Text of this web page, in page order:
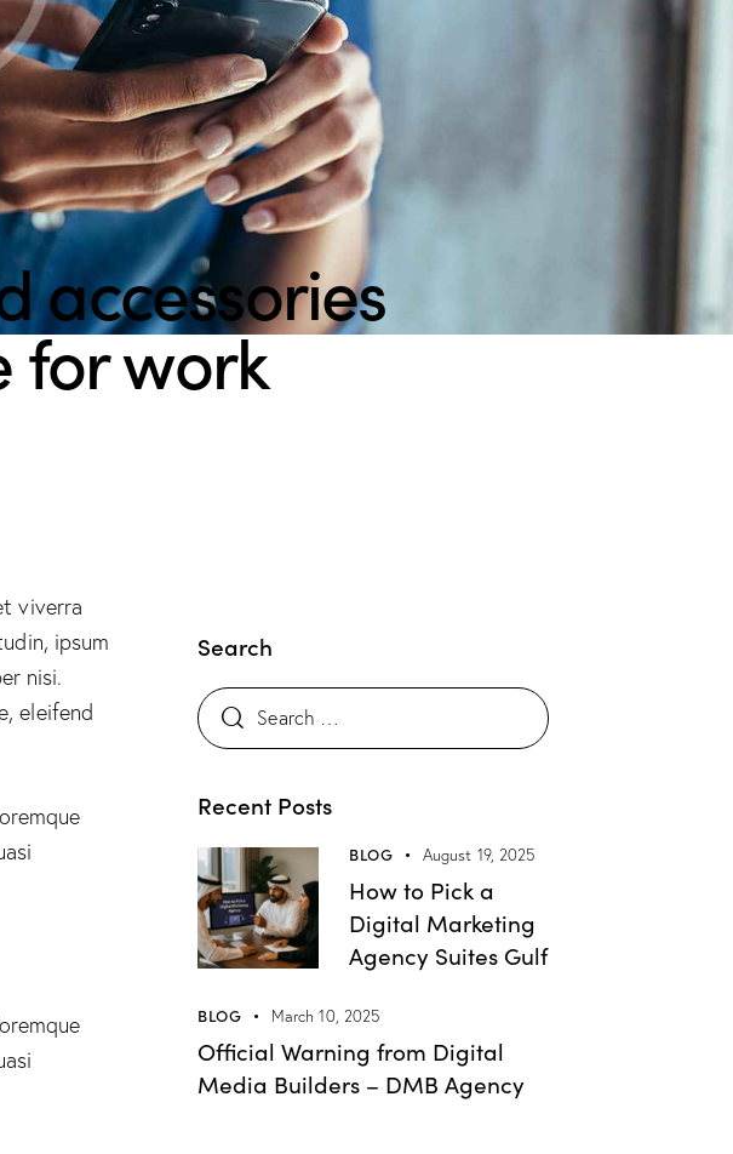
accessories
for work
viverra
ipsum
nisi.
eleifend
Search
Recent Posts
BLOG August 19, 2025
How to Pick a
Digital Marketing
Agency Suites Gulf
BLOG March 10, 2025
Official Warning from Digital
Media Builders – DMB Agency